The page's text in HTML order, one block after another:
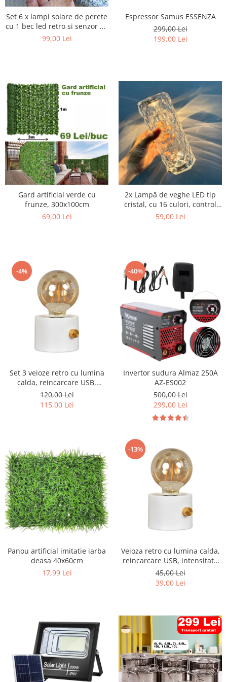
Set 6 x lampi solare de perete
cu 1 bec led retro si senzor de
miscare - LED
99,00 Lei
Espressor Samus ESSENZA
299,00 Lei
199,00 Lei
Gard artificial verde cu
frunze, 300x100cm
69,00 Lei
2x Lampă de veghe LED tip
cristal, cu 16 culori, control
tactil si telecomandă
59,00 Lei
-4%
Set 3 veioze retro cu lumina
calda, reincarcare USB,
intensitate reglabila
120,00 Lei
115,00 Lei
-40%
Invertor sudura Almaz 250A
AZ-ES002
500,00 Lei
299,00 Lei
Panou artificial imitatie iarba
deasa 40x60cm
17,99 Lei
-13%
Veioza retro cu lumina calda,
reincarcare USB, intensitate
reglabila
45,00 Lei
39,00 Lei